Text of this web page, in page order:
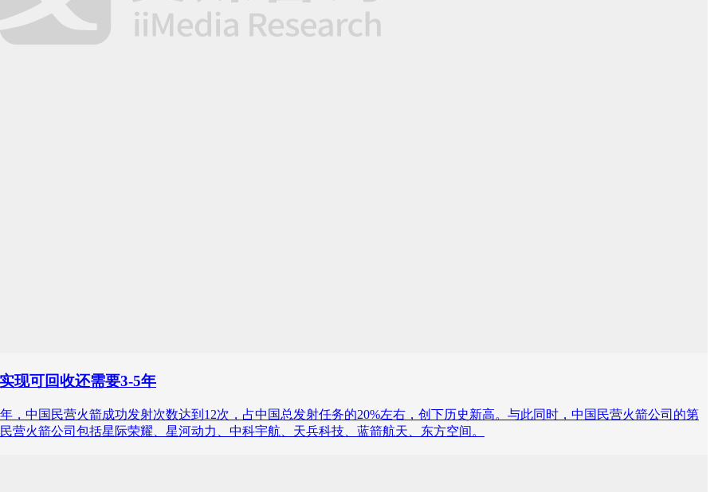
现可回收还需要3-5年
，中国民营火箭成功发射次数达到12次，占中国总发射任务的20%左右，创下历史新高。与此同时，中国民营火箭公司的第
火箭公司包括星际荣耀、星河动力、中科宇航、天兵科技、蓝箭航天、东方空间。